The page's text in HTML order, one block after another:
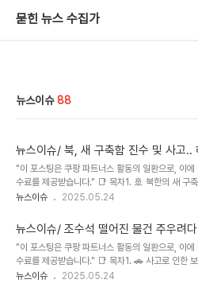
묻힌 뉴스 수집가
뉴스이슈 88
뉴스이슈/ 북, 새 구축함 진수 및 사고..
개하고 미사일 발사
"이 포스팅은 쿠팡 파트너스 활동의 일환으로, 이에
수료를 제공받습니다." 📑 목차1. 🚢 북한의 새 구
🛳️ 구축함 진수 평가3. 🛠️ 김정은, 북한 구축함 사
유는? 북한이 새 구축함 진수식 중 사고가 발생하
사건이 발생했습니다. 김정은 위원장은 이를 '용납
규정하며 강하게 경고했습니다. 사고 직후, 북한은
위해 순항 미사일 여러 발을 발사하며 무력시위를
군력 강화에 속도를 내는 과정에서 발생한 사고로,
뉴스이슈 2025.05.24
뉴스이슈/ 조수석 떨어진 물건 주우려
"이 포스팅은 쿠팡 파트너스 활동의 일환으로, 이에
수료를 제공받습니다." 📑 목차1. 🚗 사고로 인한
행자 사망 사고 개요3. 🚗 사고의 경과와 원인4. 🚨
뉴스이슈 2025.05.24